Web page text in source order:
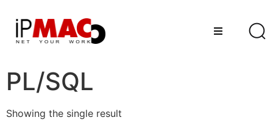
PL/SQL
Showing the single result